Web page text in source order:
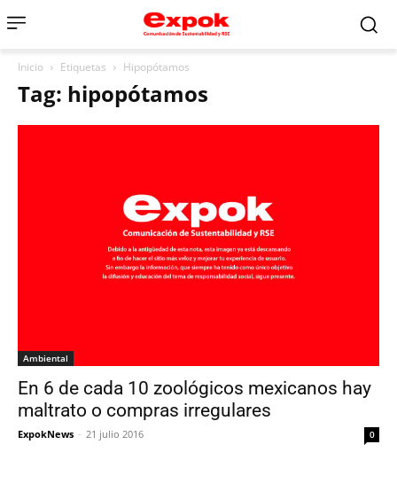
Inicio Etiquetas Hipopótamos
Tag: hipopótamos
Ambiental
En 6 de cada 10 zoológicos mexicanos hay
maltrato o compras irregulares
ExpokNews - 21 julio 2016 0